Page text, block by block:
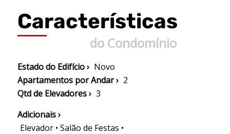
Características
do Condomínio
Estado do Edifício › Novo
Apartamentos por Andar › 2
Qtd de Elevadores › 3
Adicionais ›
Elevador • Salão de Festas •